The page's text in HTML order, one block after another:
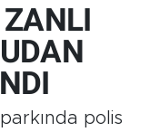
ZANLI
polis